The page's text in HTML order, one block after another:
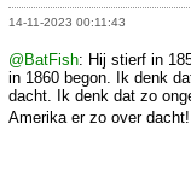
14-11-2023 00:11:43
@BatFish: Hij stierf in
in 1860 begon. Ik denk
dacht. Ik denk dat zo
Amerika er zo over dacht!